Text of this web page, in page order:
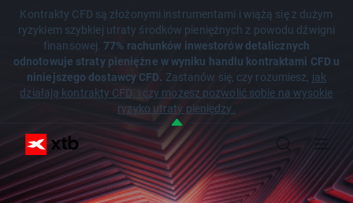
Kontrakty CFD są złożonymi instrumentami i wiążą się z dużym
ryzykiem szybkiej utraty środków pieniężnych z powodu dźwigni
finansowej.77% rachunków inwestorów detalicznych
odnotowuje straty pieniężne w wyniku handlu kontraktami CFD u
niniejszego dostawcy CFD. Zastanów się, czy rozumiesz, jak
działają kontrakty CFD, i czy możesz pozwolić sobie na wysokie
ryzyko utraty pieniędzy.